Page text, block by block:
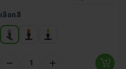
เลือกสี